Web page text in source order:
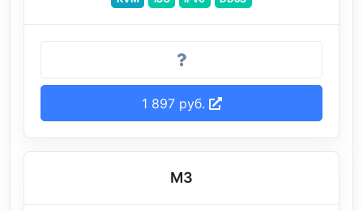
1 897 руб.
M3